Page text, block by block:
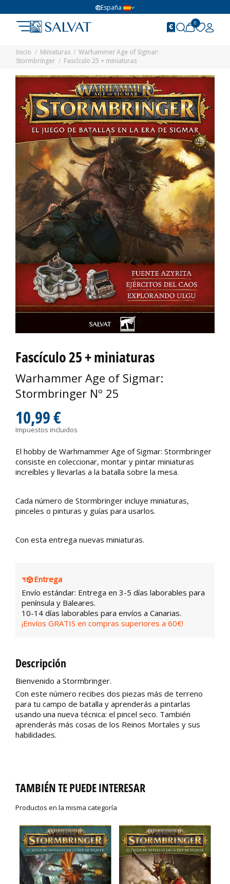
España
0
Inicio Miniaturas
Warhammer Age of Sigmar:
Stormbringer
Fascículo 25 + miniaturas
Fascículo 25 + miniaturas
Warhammer Age of Sigmar:
Stormbringer Nº 25
10,99 €
Impuestos incluidos
El hobby de Warhmammer Age of Sigmar: Stormbringer
consiste en coleccionar, montar y pintar miniaturas
increíbles y llevarlas a la batalla sobre la mesa.
Cada número de Stormbringer incluye miniaturas,
pinceles o pinturas y guías para usarlos.
Con esta entrega nuevas miniaturas.
Entrega
Envío estándar: Entrega en 3-5 días laborables para
península y Baleares.
10-14 días laborables para envíos a Canarias.
¡Envíos GRATIS en compras superiores a 60€!
Descripción
Bienvenido a Stormbringer.
Con este número recibes dos piezas más de terreno
para tu campo de batalla y aprenderás a pintarlas
usando una nueva técnica: el pincel seco. También
aprenderás más cosas de los Reinos Mortales y sus
habilidades.
TAMBIÉN TE PUEDE INTERESAR
Productos en la misma categoría